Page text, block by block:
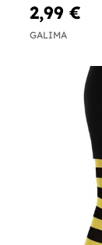
2,99 €
GALIMA